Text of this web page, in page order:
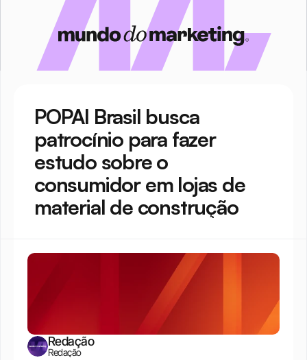
POPAI Brasil busca
patrocínio para fazer
estudo sobre o
consumidor em lojas de
material de construção
Redação
Redação